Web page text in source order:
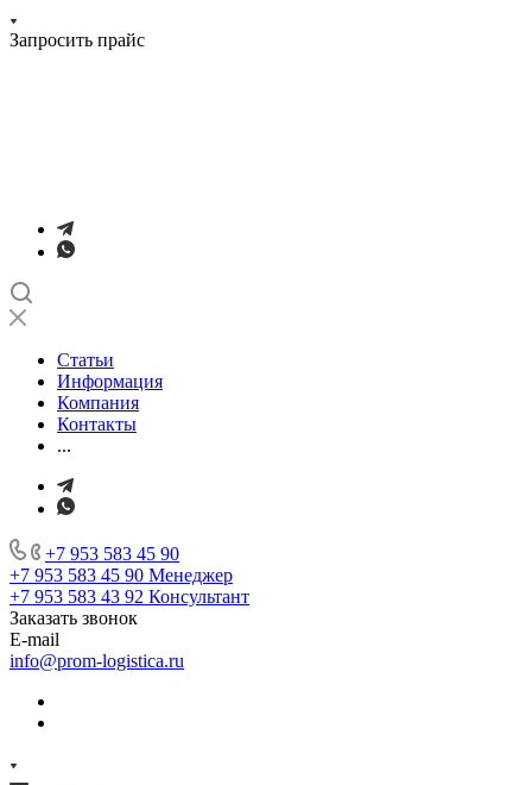
Запросить прайс
Статьи
Информация
Компания
Контакты
...
+7 953 583 45 90
+7 953 583 45 90 Менеджер
+7 953 583 43 92 Консультант
Заказать звонок
E-mail
info@prom-logistica.ru